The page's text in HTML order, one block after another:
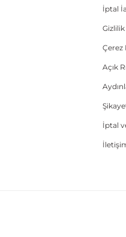
İptal
Çerez
Açık
İptal